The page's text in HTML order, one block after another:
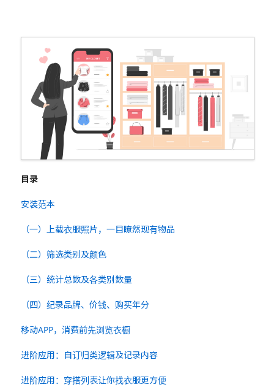
目录
安装范本
（一）上载衣服照片，一目瞭然现有物品
（二）筛选类别及颜色
（三）统计总数及各类别数量
（四）纪录品牌、价钱、购买年分
移动APP，消费前先浏览衣橱
进阶应用：自订归类逻辑及记录内容
进阶应用：穿搭列表让你找衣服更方便